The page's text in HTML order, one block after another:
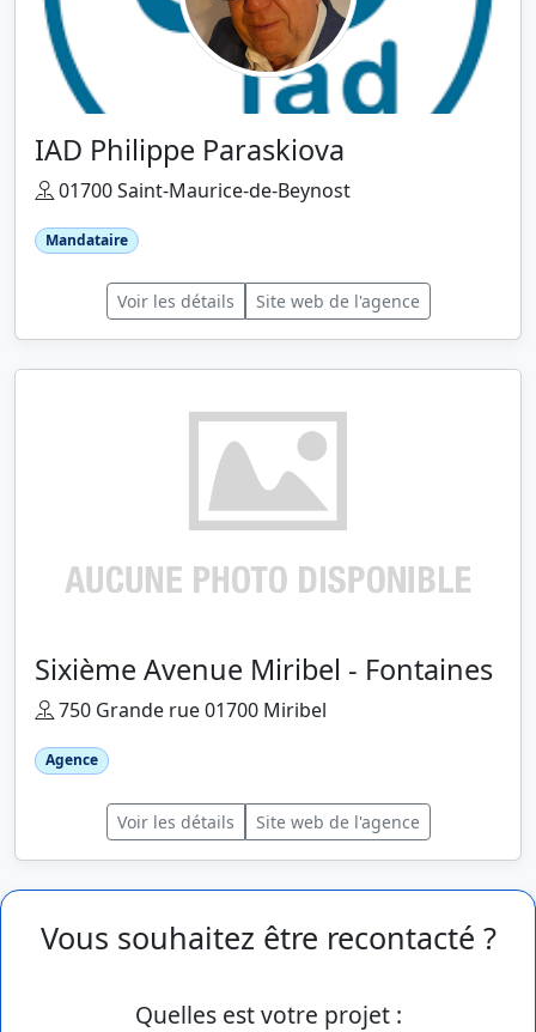
IAD Philippe Paraskiova
01700 Saint-Maurice-de-Beynost
Mandataire
Voir les détails Site web de l'agence
Sixième Avenue Miribel - Fontaines
750 Grande rue 01700 Miribel
Agence
Voir les détails Site web de l'agence
Vous souhaitez être recontacté ?
Quelles est votre projet :